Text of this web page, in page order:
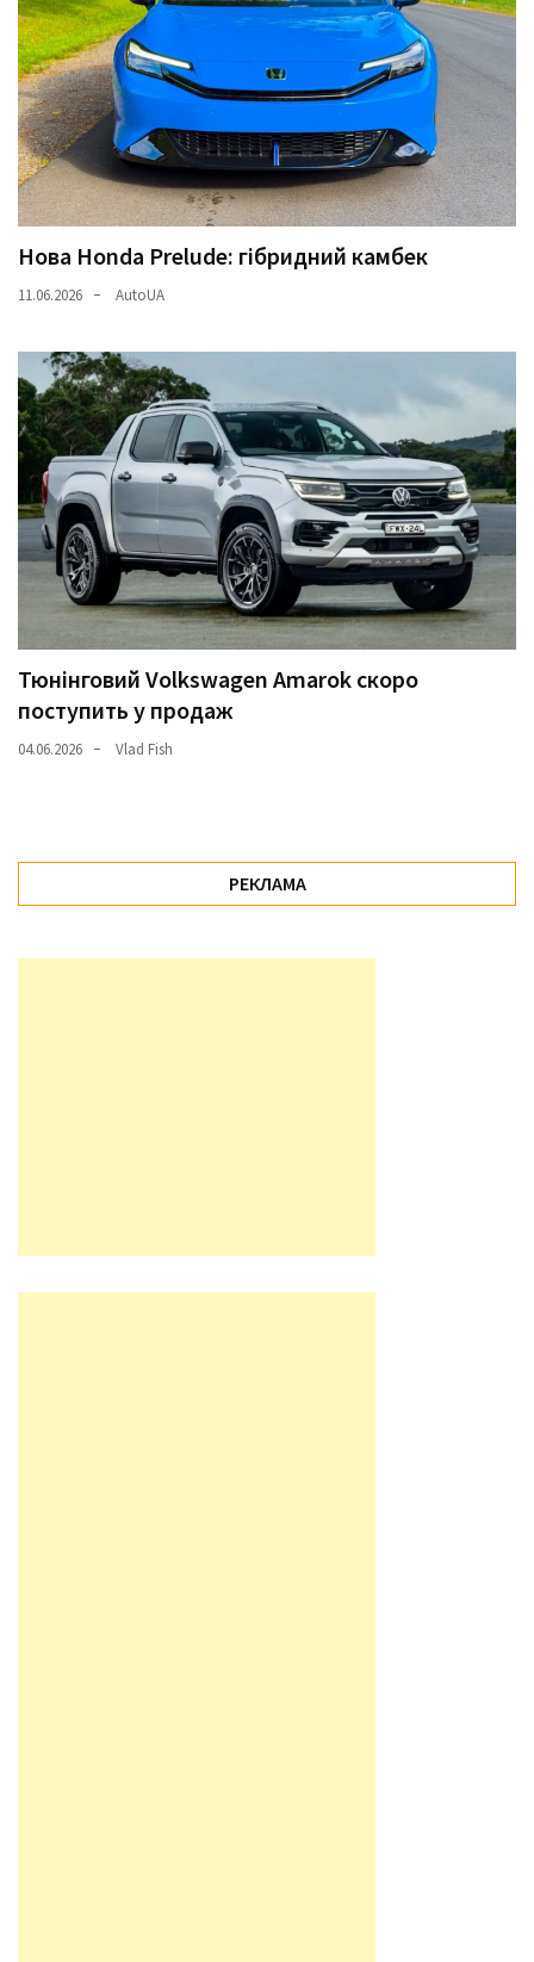
Нова Honda Prelude: гібридний камбек
11.06.2026 AutoUA
Тюнінговий Volkswagen Amarok скоро
поступить у продаж
04.06.2026 Vlad Fish
РЕКЛАМА